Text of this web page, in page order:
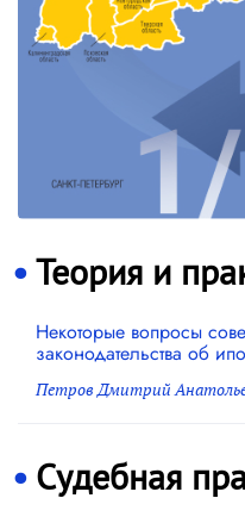
Теория и
Некоторые вопросы
законодательства об
Петров Дмитрий
Судебная